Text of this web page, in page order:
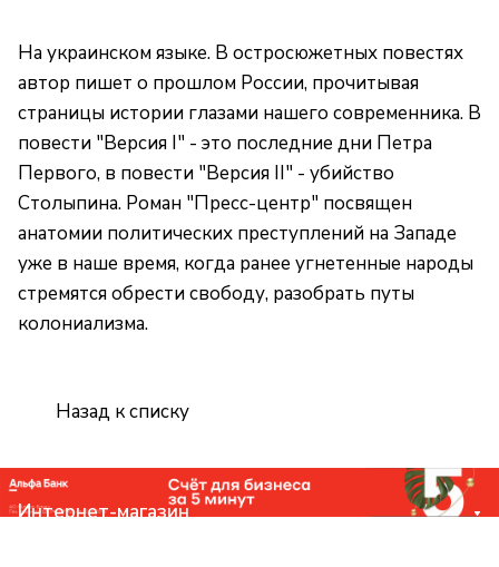
На украинском языке. В остросюжетных повестях
автор пишет о прошлом России, прочитывая
страницы истории глазами нашего современника. В
повести "Версия I" - это последние дни Петра
Первого, в повести "Версия II" - убийство
Столыпина. Роман "Пресс-центр" посвящен
анатомии политических преступлений на Западе
уже в наше время, когда ранее угнетенные народы
стремятся обрести свободу, разобрать путы
колониализма.
Назад к списку
Интернет-магазин